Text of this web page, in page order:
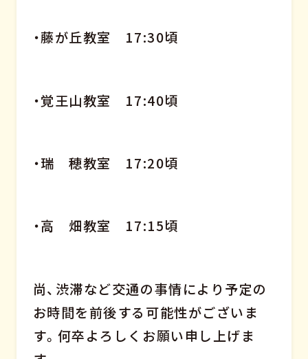
・藤が丘教室 17:30頃
・覚王山教室 17:40頃
・瑞 穂教室 17:20頃
・高 畑教室 17:15頃
尚、渋滞など交通の事情により予定の
お時間を前後する可能性がございま
す。何卒よろしくお願い申し上げま